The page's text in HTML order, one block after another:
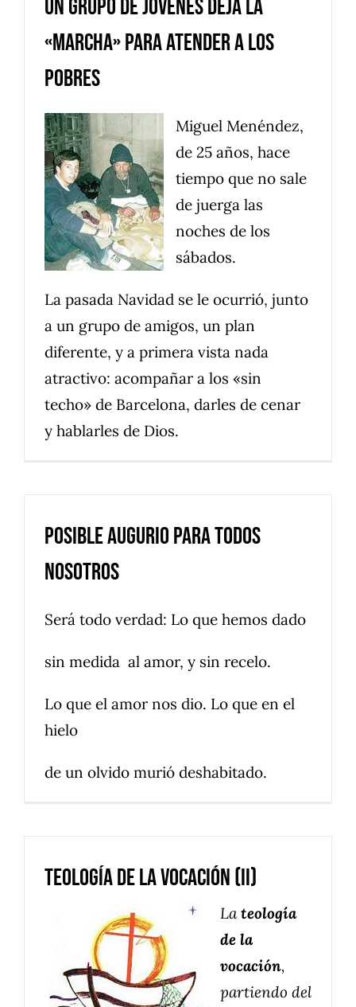
Un grupo de jóvenes deja la
«marcha» para atender a los
pobres
Miguel Menéndez,
de 25 años, hace
tiempo que no sale
de juerga las
noches de los
sábados.
La pasada Navidad se le ocurrió, junto
a un grupo de amigos, un plan
diferente, y a primera vista nada
atractivo: acompañar a los «sin
techo» de Barcelona, darles de cenar
y hablarles de Dios.
Posible augurio para todos
nosotros
Será todo verdad: Lo que hemos dado
sin medida al amor, y sin recelo.
Lo que el amor nos dio. Lo que en el
hielo
de un olvido murió deshabitado.
Teología de la vocación (II)
Lateología
de la
vocación,
partiendo del